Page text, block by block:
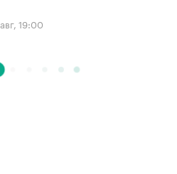
19:00